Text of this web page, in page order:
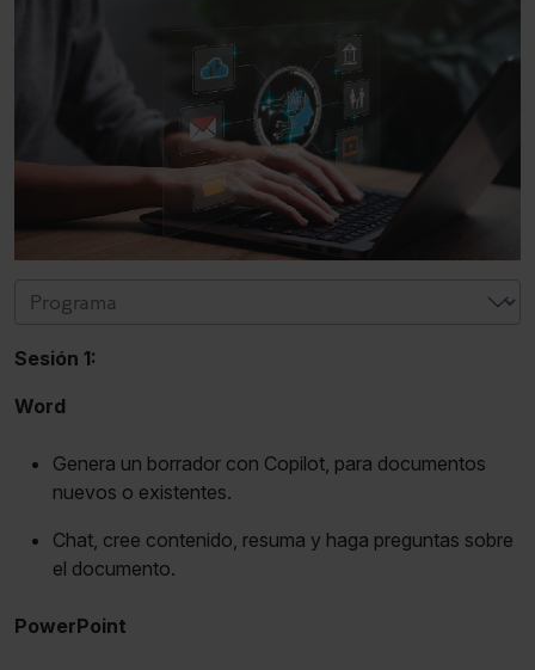
Sesión 1:
Word
Genera un borrador con Copilot, para documentos
nuevos o existentes.
Chat, cree contenido, resuma y haga preguntas sobre
el documento.
PowerPoint